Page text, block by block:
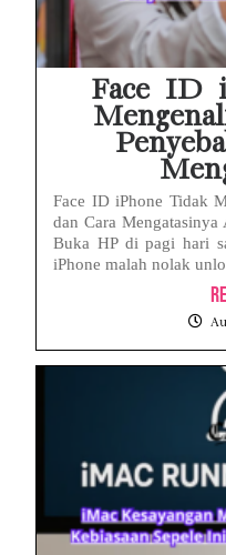
Face ID
Face ID iPhone Tidak
dan Cara
Buka HP di pagi hari
iPhone malah nolak